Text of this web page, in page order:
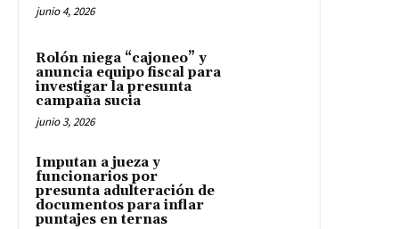
junio 4, 2026
Rolón niega “cajoneo” y
anuncia equipo fiscal para
investigar la presunta
campaña sucia
junio 3, 2026
Imputan a jueza y
funcionarios por
presunta adulteración de
documentos para inflar
puntajes en ternas